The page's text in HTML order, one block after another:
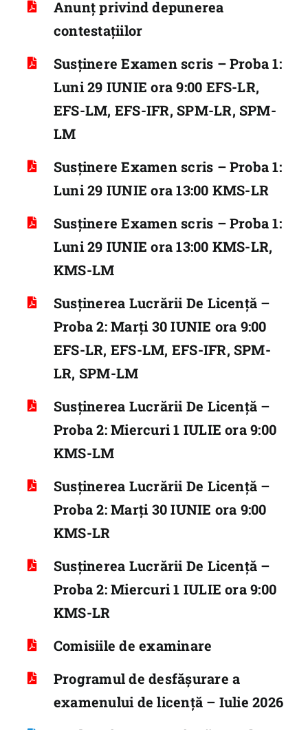
Anunț privind depunerea
contestațiilor
Susținere Examen scris – Proba 1:
Luni 29 IUNIE ora 9:00 EFS-LR,
EFS-LM, EFS-IFR, SPM-LR, SPM-
LM
Susținere Examen scris – Proba 1:
Luni 29 IUNIE ora 13:00 KMS-LR
Susținere Examen scris – Proba 1:
Luni 29 IUNIE ora 13:00 KMS-LR,
KMS-LM
Susținerea Lucrării De Licență –
Proba 2: Marți 30 IUNIE ora 9:00
EFS-LR, EFS-LM, EFS-IFR, SPM-
LR, SPM-LM
Susținerea Lucrării De Licență –
Proba 2: Miercuri 1 IULIE ora 9:00
KMS-LM
Susținerea Lucrării De Licență –
Proba 2: Marți 30 IUNIE ora 9:00
KMS-LR
Susținerea Lucrării De Licență –
Proba 2: Miercuri 1 IULIE ora 9:00
KMS-LR
Comisiile de examinare
Programul de desfășurare a
examenului de licență – Iulie 2026